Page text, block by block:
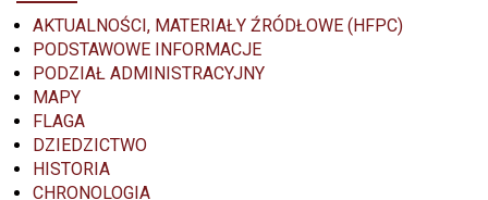
AKTUALNOŚCI, MATERIAŁY ŹRÓDŁOWE (HFPC)
PODSTAWOWE INFORMACJE
PODZIAŁ ADMINISTRACYJNY
MAPY
FLAGA
DZIEDZICTWO
HISTORIA
CHRONOLOGIA